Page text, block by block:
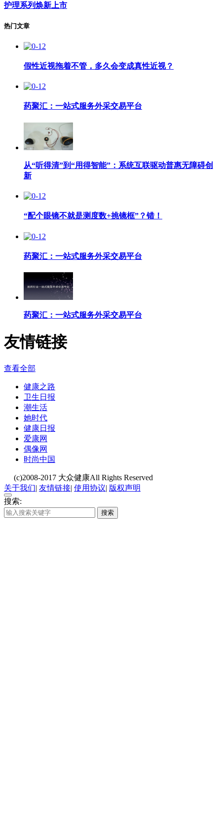
护理系列焕新上市
热门文章
假性近视拖着不管，多久会变成真性近视？
药聚汇：一站式服务外采交易平台
从“听得清”到“用得智能”：系统互联驱动普惠无障碍创
新
“配个眼镜不就是测度数+挑镜框”？错！
药聚汇：一站式服务外采交易平台
药聚汇：一站式服务外采交易平台
友情链接
查看全部
健康之路
卫生日报
潮生活
她时代
健康日报
爱康网
偶像网
时尚中国
(c)2008-2017 大众健康All Rights Reserved
关于我们| 友情链接| 使用协议| 版权声明
搜索:
搜索